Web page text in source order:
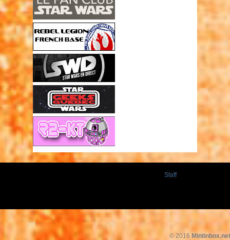
Staff
© 2016 Mintinbox.net